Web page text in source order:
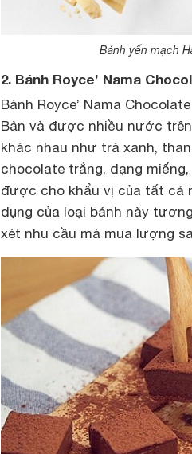
Bánh yến mạch
2. Bánh Royce’ Nama
Bánh Royce’ Nama
Bản và được nhiều nước
khác nhau như trà xanh,
chocolate trắng, dạng
được cho khẩu vị của tất cả
dụng của loại bánh này
xét nhu cầu mà mua lượng